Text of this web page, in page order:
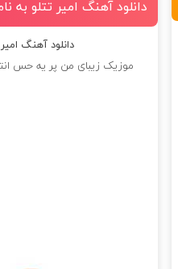
دانلود آهنگ امیر تتلو
دانلود آهنگ
موزیک زیبای من پر یه حس